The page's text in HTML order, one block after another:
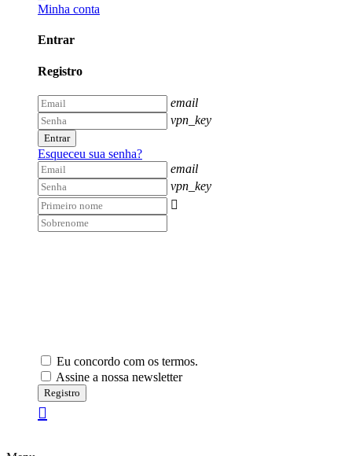
Imagen
Minha conta
Entrar
Registro
email
vpn_key
Entrar
Esqueceu sua senha?
email
vpn_key

Eu concordo com os termos.
Assine a nossa newsletter
Registro